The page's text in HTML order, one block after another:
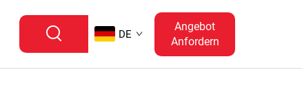
DE
Angebot
Anfordern